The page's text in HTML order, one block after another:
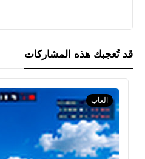
قد تُعجبك هذه المشاركات
العاب